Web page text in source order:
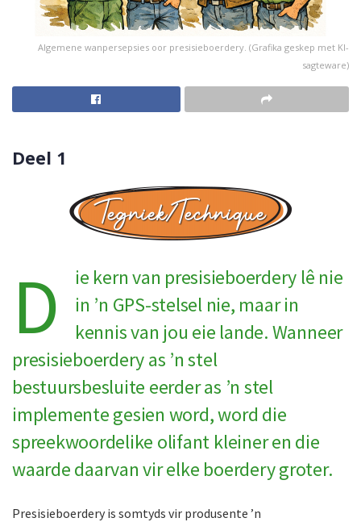
Algemene wanpersepsies oor presisieboerdery. (Grafika geskep met KI-
sagteware)
Deel 1
D
ie kern van presisieboerdery lê nie
in ’n GPS-stelsel nie, maar in
kennis van jou eie lande. Wanneer
presisieboerdery as ’n stel
bestuursbesluite eerder as ’n stel
implemente gesien word, word die
spreekwoordelike olifant kleiner en die
waarde daarvan vir elke boerdery groter.
Presisieboerdery is somtyds vir produsente ’n